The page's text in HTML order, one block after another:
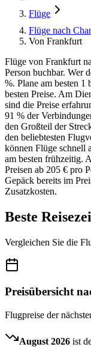
Flüge
Flüge nach
Von Frankfurt
Flüge von Frankfurt
Person buchbar. Wer
%. Plane am besten 1
besten Preise. Am
sind die Preise
91 % der
den Großteil der
den beliebtesten
können Flüge schnell
am besten frühzeitig.
Preisen ab 205 € pro
Gepäck bereits im
Zusatzkosten.
Beste
Vergleichen Sie die
Preisübersicht
Flugpreise der
August 2026 ist